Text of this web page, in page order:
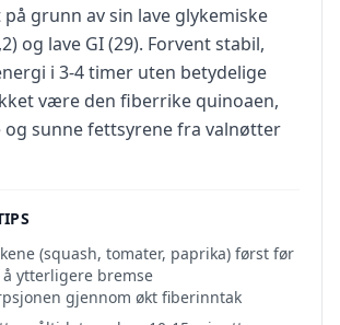
grunn av sin lave glykemiske
og lave GI (29). Forvent stabil,
i 3-4 timer uten betydelige
være den fiberrike quinoaen,
og sunne fettsyrene fra valnøtter
(squash, tomater, paprika) først før
ytterligere bremse
gjennom økt fiberinntak